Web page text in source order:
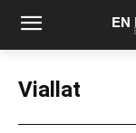
EN
Viallat